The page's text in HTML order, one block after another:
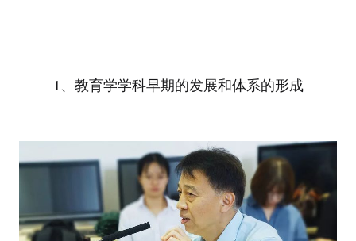
1、教育学学科早期的发展和体系的形成